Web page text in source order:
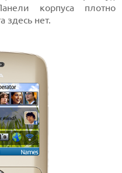
корпуса плотно
здесь нет.